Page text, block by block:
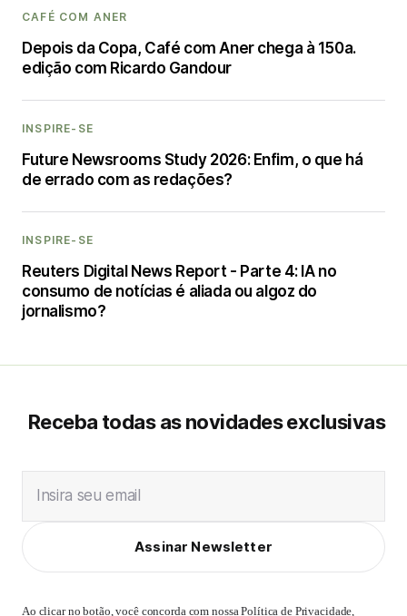
CAFÉ COM ANER
Depois da Copa, Café com Aner chega à 150a.
edição com Ricardo Gandour
INSPIRE-SE
Future Newsrooms Study 2026: Enfim, o que há
de errado com as redações?
INSPIRE-SE
Reuters Digital News Report - Parte 4: IA no
consumo de notícias é aliada ou algoz do
jornalismo?
Receba todas as novidades exclusivas
Insira seu email
Assinar Newsletter
Ao clicar no botão, você concorda com nossaPolítica de Privacidade,